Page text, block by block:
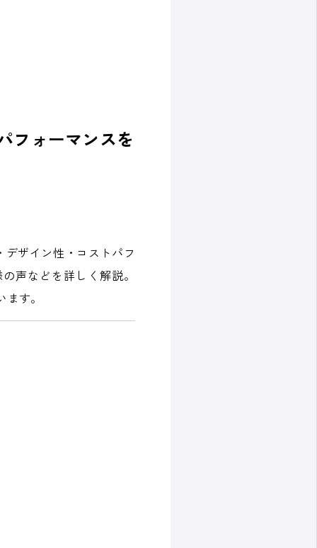
フォーマンスを
ザイン性・コストパフ
声などを詳しく解説。
す。